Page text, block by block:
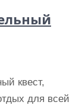
квест,
для всей